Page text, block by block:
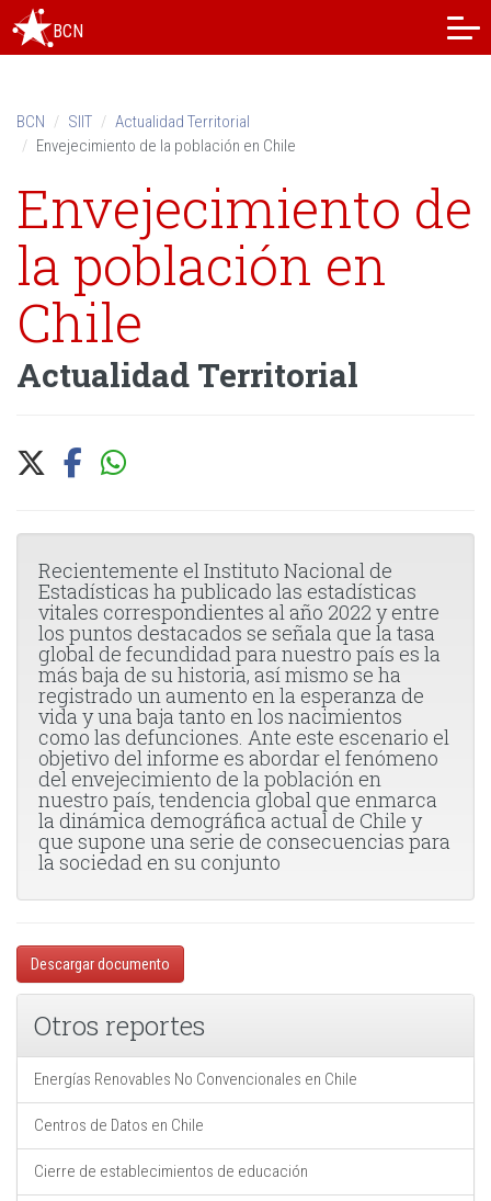
Skip
content.
navigation
BCN
BCN SIIT
Actualidad Territorial
Envejecimiento de la población en Chile
Envejecimiento de
la población en
Chile
Actualidad Territorial
Recientemente el Instituto Nacional de
Estadísticas ha publicado las estadísticas
vitales correspondientes al año 2022 y entre
los puntos destacados se señala que la tasa
global de fecundidad para nuestro país es la
más baja de su historia, así mismo se ha
registrado un aumento en la esperanza de
vida y una baja tanto en los nacimientos
como las defunciones. Ante este escenario el
objetivo del informe es abordar el fenómeno
del envejecimiento de la población en
nuestro país, tendencia global que enmarca
la dinámica demográfica actual de Chile y
que supone una serie de consecuencias para
la sociedad en su conjunto
Descargar documento
Otros reportes
Energías Renovables No Convencionales en Chile
Centros de Datos en Chile
Cierre de establecimientos de educación